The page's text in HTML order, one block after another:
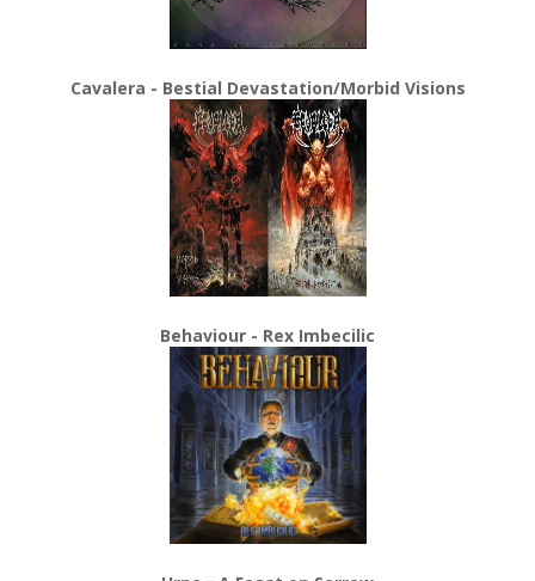
Cavalera - Bestial Devastation/Morbid Visions
Behaviour - Rex Imbecilic